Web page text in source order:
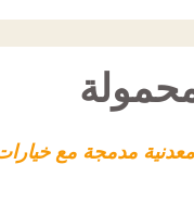
معدنية مدمجة مع